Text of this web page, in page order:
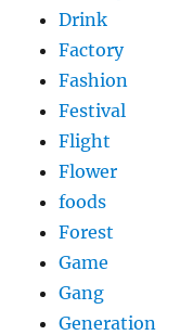
Drink
Factory
Fashion
Festival
Flight
Flower
foods
Forest
Game
Gang
Generation